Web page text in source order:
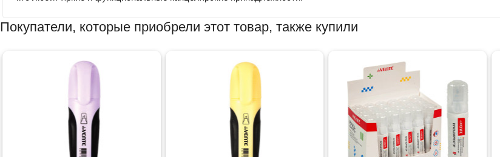
Покупатели, которые приобрели этот товар, также купили